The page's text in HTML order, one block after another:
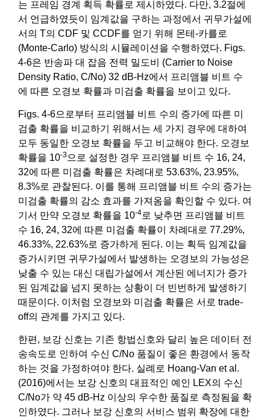
는 프레임 경계 획득 확률로 제시하였다. 다만, 3.2절에
서 언급하였듯이 임계값을 구하는 과정에서 귀무가설에
서의 T의 CDF 및 CCDF를 얻기 위해 몬테-카를로
(Monte-Carlo) 방식의 시뮬레이션을 수행하였다. Figs.
4-6은 반송파 대 잡음 전력 밀도비 (Carrier to Noise
Density Ratio, C/No) 32 dB-Hz에서 프리앰블 비트 수
에 따른 오경보 확률과 미검출 확률을 보이고 있다.
Figs. 4-6으로부터 프리앰블 비트 수의 증가에 따른 미
검출 확률을 비교하기 위해서는 세 가지 경우에 대하여
모두 동일한 오경보 확률을 두고 비교해야 한다. 오경보
확률을 10-3으로 설정한 경우 프리앰블 비트 수 16, 24,
32에 따른 미검출 확률은 차례대로 53.63%, 23.95%,
8.3%로 관찰된다. 이를 통해 프리앰블 비트 수의 증가는
미검출 확률의 감소 효과를 가져옴을 확인할 수 있다. 여
기서 만약 오경보 확률을 10-4로 낮추면 프리앰블 비트
수 16, 24, 32에 따른 미검출 확률이 차례대로 77.29%,
46.33%, 22.63%로 증가하게 된다. 이는 획득 임계값을
증가시키면 귀무가설에서 발생하는 오경보의 가능성은
낮출 수 있는 대신 대립가설에서 계산된 에너지가 증가
된 임계값을 넘지 못하는 상황이 더 빈번하게 발생하기
때문이다. 이처럼 오경보와 미검출 확률은 서로 trade-
off의 관계를 가지고 있다.
한편, 보강 신호는 기존 항법신호와 달리 높은 데이터 전
송속도로 인하여 수신 C/No 품질이 좋은 환경에서 동작
하는 것을 가정하여야 한다. 실례로 Hoang-Van et al.
(2016)에서는 보강 신호의 대표적인 예인 LEX의 수신
C/No가 약 45 dB-Hz 이상의 우수한 품질로 측정됨을 확
인하였다. 그러나 보강 신호의 서비스 범위 확장에 대한